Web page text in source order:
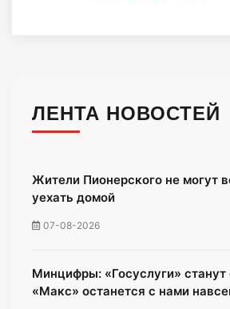
ЛЕНТА НОВОСТЕЙ
Жители Пионерского не могут
уехать домой
07-08-2026
Минцифры: «Госуслуги» станут
«Макс» останется с нами